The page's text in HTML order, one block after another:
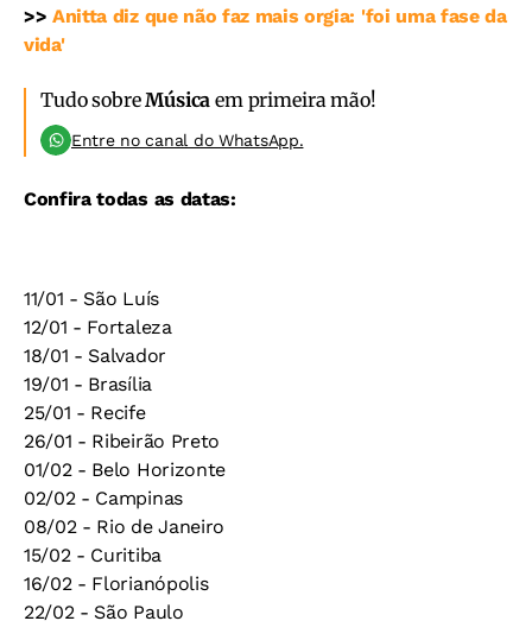
>>Anitta diz que não faz mais orgia: 'foi uma fase da
vida'
Tudo sobreMúsica em primeira mão!
Entre no canal do WhatsApp.
Confira todas as datas:
11/01 - São Luís
12/01 - Fortaleza
18/01 - Salvador
19/01 - Brasília
25/01 - Recife
26/01 - Ribeirão Preto
01/02 - Belo Horizonte
02/02 - Campinas
08/02 - Rio de Janeiro
15/02 - Curitiba
16/02 - Florianópolis
22/02 - São Paulo